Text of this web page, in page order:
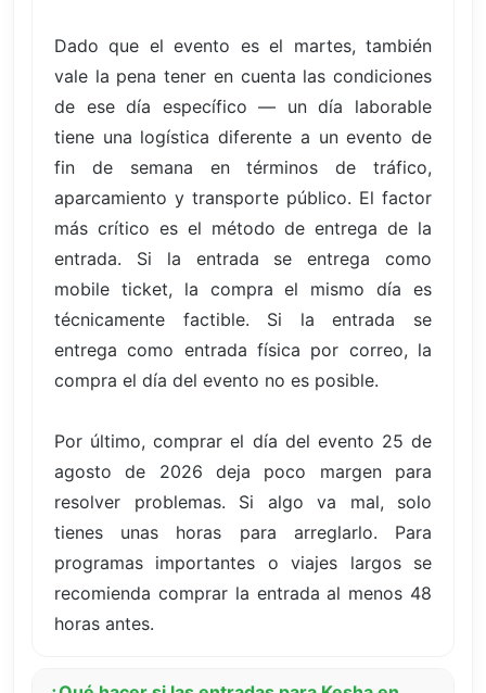
Dado que el evento es el martes, también
vale la pena tener en cuenta las condiciones
de ese día específico — un día laborable
tiene una logística diferente a un evento de
fin de semana en términos de tráfico,
aparcamiento y transporte público. El factor
más crítico es el método de entrega de la
entrada. Si la entrada se entrega como
mobile ticket, la compra el mismo día es
técnicamente factible. Si la entrada se
entrega como entrada física por correo, la
compra el día del evento no es posible.
Por último, comprar el día del evento 25 de
agosto de 2026 deja poco margen para
resolver problemas. Si algo va mal, solo
tienes unas horas para arreglarlo. Para
programas importantes o viajes largos se
recomienda comprar la entrada al menos 48
horas antes.